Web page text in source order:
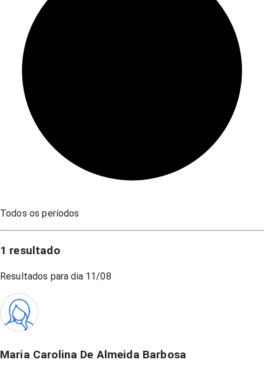
Todos os períodos
1 resultado
Resultados para dia 11/08
Maria Carolina De Almeida Barbosa